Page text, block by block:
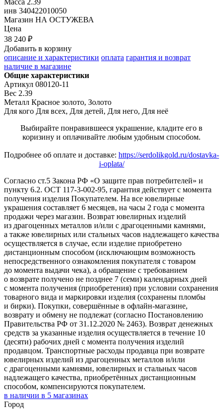
инв 340422010050
Магазин НА ОСТУЖЕВА
Цена
38 240 ₽
Добавить в корзину
описание и характеристики оплата гарантия и возврат
наличие в магазине
Общие характеристики
Артикул 080120-11
Вес 2.39
Металл Красное золото, Золото
Для кого Для всех, Для детей, Для него, Для неё
Выбирайте понравившееся украшение, кладите его в
коризину и оплачивайте любым удобным способом.
Подробнее об оплате и доставке: https://serdolikgold.ru/dostavka-
i-oplata/
Согласно ст.5 Закона РФ «О защите прав потребителей» и
пункту 6.2. ОСТ 117-3-002-95, гарантия действует с момента
получения изделия Покупателем. На все ювелирные
украшения составляет 6 месяцев, на часы 2 года с момента
продажи через магазин. Возврат ювелирных изделий
из драгоценных металлов и/или с драгоценными камнями,
а также ювелирных или стальных часов надлежащего качества
осуществляется в случае, если изделие приобретено
дистанционным способом (исключающим возможность
непосредственного ознакомления покупателя с товаром
до момента выдачи чека), а обращение с требованием
о возврате получено не позднее 7 (семи) календарных дней
с момента получения (приобретения) при условии сохранения
товарного вида и маркировки изделия (сохранены пломбы
и бирки). Покупки, совершённые в офлайн-магазине,
возврату и обмену не подлежат (согласно Постановлению
Правительства РФ от 31.12.2020 № 2463). Возврат денежных
средств за указанные изделия осуществляется в течение 10
(десяти) рабочих дней с момента получения изделий
продавцом. Транспортные расходы продавца при возврате
ювелирных изделий из драгоценных металлов и/или
с драгоценными камнями, ювелирных и стальных часов
надлежащего качества, приобретённых дистанционным
способом, компенсируются покупателем.
в наличии в 5 магазинах
Город